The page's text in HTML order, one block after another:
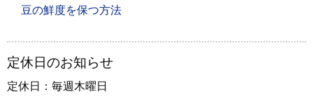
豆の鮮度を保つ方法
定休日のお知らせ
定休日：毎週木曜日